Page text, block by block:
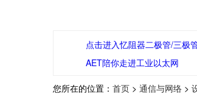
点击进入忆阻器二极管/三极
AET陪你走进工业以太网
您所在的位置： 首页 > 通信与网络 >